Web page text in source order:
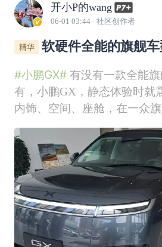
开小P的wang
06-01 03:44 · 社区创作者
软硬件全能的旗舰
#小鹏GX#有没有一款全能旗
有，小鹏GX，静态体验时就
内饰、空间、座舱，在一众
格。有没有一款智驾产品让
惊叹于它跨代际的落地表现
LA！最近，小鹏GX开放试驾
预约了南京江北4S店的GX试